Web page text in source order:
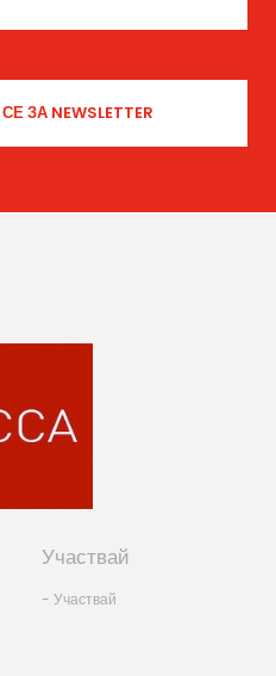
Участвай
- Участвай